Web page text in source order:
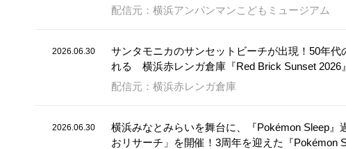
配信元：横浜アンパンマンこどもミュージアム
2026.06.30
サンタモニカのサンセットビーチが出現！50年
れる 横浜赤レンガ倉庫『Red Brick Sunset 2026
配信元：横浜赤レンガ倉庫
2026.06.30
横浜みなとみらいを舞台に、『Pokémon Sleep
おリサーチ」を開催！3周年を迎えた『Pokémon